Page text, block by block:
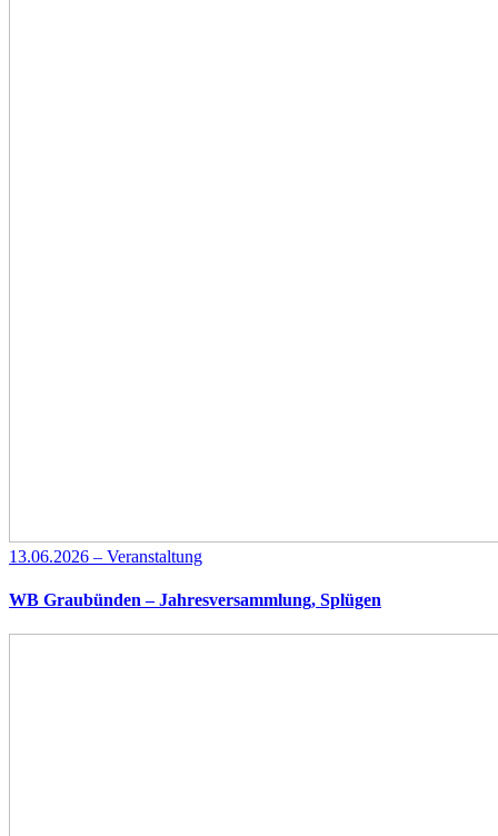
13.06.2026 – Veranstaltung
WB Graubünden – Jahresversammlung, Splügen